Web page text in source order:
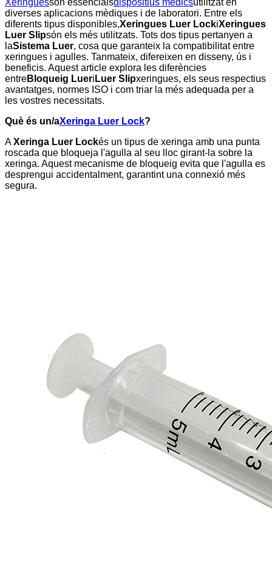
diverses aplicacions mèdiques i de laboratori. Entre els
diferents tipus disponibles,Xeringues Luer LockiXeringues
Luer Slipsón els més utilitzats. Tots dos tipus pertanyen a
laSistema Luer, cosa que garanteix la compatibilitat entre
xeringues i agulles. Tanmateix, difereixen en disseny, ús i
beneficis. Aquest article explora les diferències
entreBloqueig Lueri Luer Slipxeringues, els seus respectius
avantatges, normes ISO i com triar la més adequada per a
les vostres necessitats.
Què és un/aXeringa Luer Lock?
AXeringa Luer Lockés un tipus de xeringa amb una punta
roscada que bloqueja l'agulla al seu lloc girant-la sobre la
xeringa. Aquest mecanisme de bloqueig evita que l'agulla es
desprengui accidentalment, garantint una connexió més
segura.